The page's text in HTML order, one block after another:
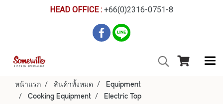
HEAD OFFICE : +66(0)2316-0751-8
หน้าแรก สินค้าทั้งหมด
Equipment
Cooking Equipment
Electric Top